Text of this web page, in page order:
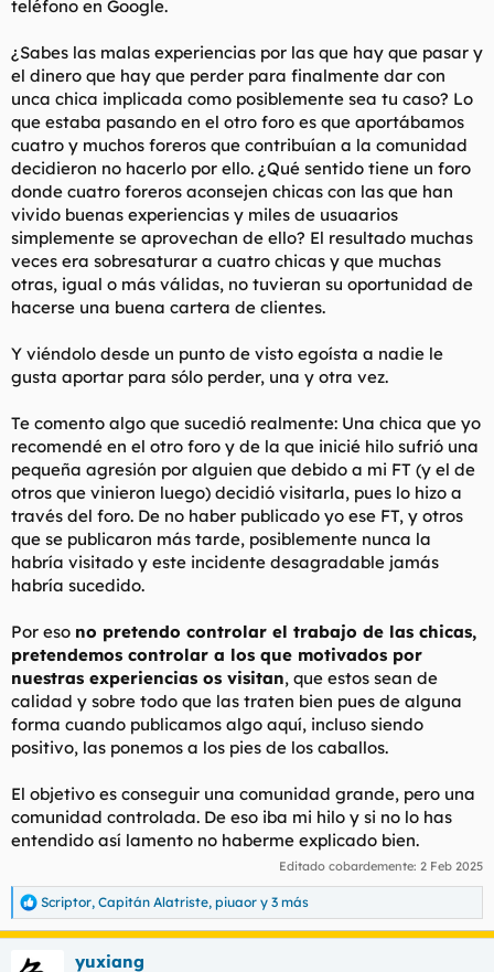
teléfono en Google.
¿Sabes las malas experiencias por las que hay que pasar y
el dinero que hay que perder para finalmente dar con
unca chica implicada como posiblemente sea tu caso? Lo
que estaba pasando en el otro foro es que aportábamos
cuatro y muchos foreros que contribuían a la comunidad
decidieron no hacerlo por ello. ¿Qué sentido tiene un foro
donde cuatro foreros aconsejen chicas con las que han
vivido buenas experiencias y miles de usuaarios
simplemente se aprovechan de ello? El resultado muchas
veces era sobresaturar a cuatro chicas y que muchas
otras, igual o más válidas, no tuvieran su oportunidad de
hacerse una buena cartera de clientes.
Y viéndolo desde un punto de visto egoísta a nadie le
gusta aportar para sólo perder, una y otra vez.
Te comento algo que sucedió realmente: Una chica que yo
recomendé en el otro foro y de la que inicié hilo sufrió una
pequeña agresión por alguien que debido a mi FT (y el de
otros que vinieron luego) decidió visitarla, pues lo hizo a
través del foro. De no haber publicado yo ese FT, y otros
que se publicaron más tarde, posiblemente nunca la
habría visitado y este incidente desagradable jamás
habría sucedido.
Por eso no pretendo controlar el trabajo de las chicas,
pretendemos controlar a los que motivados por
nuestras experiencias os visitan, que estos sean de
calidad y sobre todo que las traten bien pues de alguna
forma cuando publicamos algo aquí, incluso siendo
positivo, las ponemos a los pies de los caballos.
El objetivo es conseguir una comunidad grande, pero una
comunidad controlada. De eso iba mi hilo y si no lo has
entendido así lamento no haberme explicado bien.
Editado cobardemente: 2 Feb 2025
R
e
a
c
Scriptor, Capitán Alatriste, piuaor y 3 más
yuxiang